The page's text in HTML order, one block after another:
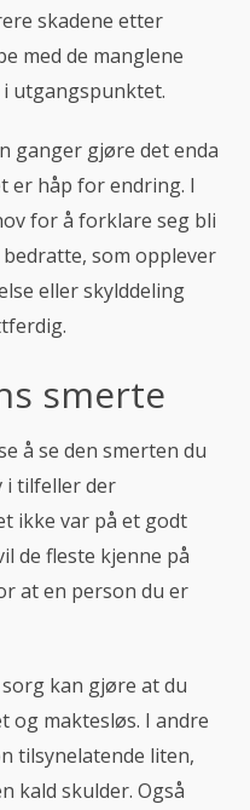
skadene etter
med de manglene
utgangspunktet.
ganger gjøre det enda
er håp for endring. I
for å forklare seg bli
som opplever
eller skylddeling
smerte
å se den smerten du
i tilfeller der
ikke var på et godt
de fleste kjenne på
at en person du er
kan gjøre at du
og maktesløs. I andre
tilsynelatende liten,
kald skulder. Også